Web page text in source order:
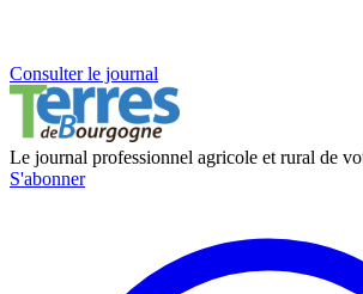
Consulter le journal
Le journal professionnel agricole et rural de
S'abonner